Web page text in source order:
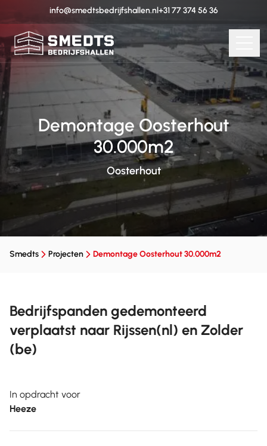
info@smedtsbedrijfshallen.nl+31 77 374 56 36
Demontage Oosterhout
30.000m2
Oosterhout
Smedts Projecten Demontage Oosterhout 30.000m2
Bedrijfspanden gedemonteerd
verplaatst naar Rijssen(nl) en Zolder
(be)
In opdracht voor
Heeze